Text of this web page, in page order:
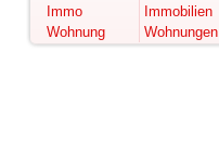
Immo
Immobilien
Wohnung
Wohnungen